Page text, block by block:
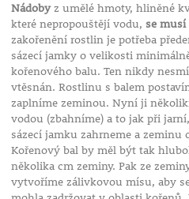
Nádobyz umělé hmoty, hliněné
které nepropouštějí vodu, se
zakořenění rostlin je potřeba
sázecí jamky o velikosti
kořenového balu. Ten nikdy
vtěsnán. Rostlinu s balem
zaplníme zeminou. Nyní ji
vodou (zbahníme) a to jak při
sázecí jamku zahrneme a zeminu
Kořenový bal by měl být tak
několika cm zeminy. Pak ze
vytvoříme zálivkovou mísu, aby